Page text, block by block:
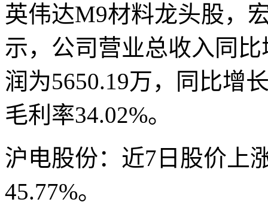
英伟达M9材料龙头股，
示，公司营业总收入同
润为5650.19万，同比增
毛利率34.02%。
沪电股份：近7日股价上
45.77%。